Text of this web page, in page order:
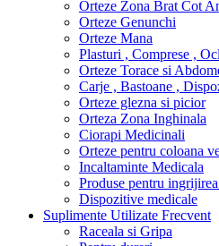
Orteze Zona Brat Cot
Orteze Genunchi
Orteze Mana
Plasturi , Comprese ,
Orteze Torace si
Carje , Bastoane ,
Orteze glezna si picior
Orteza Zona Inghinala
Ciorapi Medicinali
Orteze pentru coloana
Incaltaminte Medicala
Produse pentru
Dispozitive medicale
Suplimente Utilizate Frecvent
Raceala si Gripa